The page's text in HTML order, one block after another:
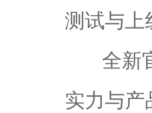
测试与上
全新
实力与产